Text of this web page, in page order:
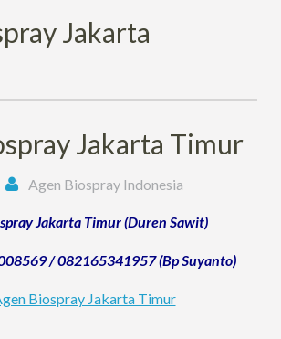
Jakarta
Jakarta Timur
Agen Biospray Indonesia
Jakarta Timur (Duren Sawit)
/ 082165341957 (Bp Suyanto)